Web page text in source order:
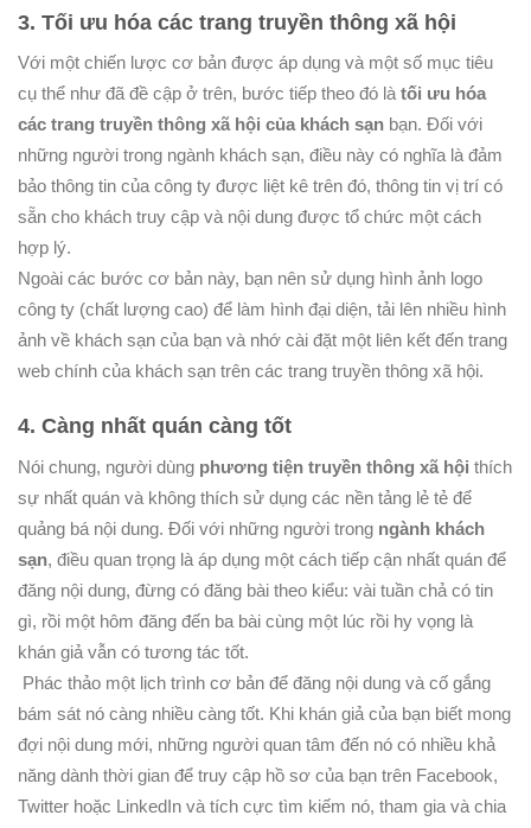
3. Tối ưu hóa các trang truyền thông xã hội
Với một chiến lược cơ bản được áp dụng và một số mục tiêu
cụ thể như đã đề cập ở trên, bước tiếp theo đó là tối ưu hóa
các trang truyền thông xã hội của khách sạn bạn. Đối với
những người trong ngành khách sạn, điều này có nghĩa là đảm
bảo thông tin của công ty được liệt kê trên đó, thông tin vị trí có
sẵn cho khách truy cập và nội dung được tổ chức một cách
hợp lý.
Ngoài các bước cơ bản này, bạn nên sử dụng hình ảnh logo
công ty (chất lượng cao) để làm hình đại diện, tải lên nhiều hình
ảnh về khách sạn của bạn và nhớ cài đặt một liên kết đến trang
web chính của khách sạn trên các trang truyền thông xã hội.
4. Càng nhất quán càng tốt
Nói chung, người dùng phương tiện truyền thông xã hội thích
sự nhất quán và không thích sử dụng các nền tảng lẻ tẻ để
quảng bá nội dung. Đối với những người trong ngành khách
sạn, điều quan trọng là áp dụng một cách tiếp cận nhất quán để
đăng nội dung, đừng có đăng bài theo kiểu: vài tuần chả có tin
gì, rồi một hôm đăng đến ba bài cùng một lúc rồi hy vọng là
khán giả vẫn có tương tác tốt.
Phác thảo một lịch trình cơ bản để đăng nội dung và cố gắng
bám sát nó càng nhiều càng tốt. Khi khán giả của bạn biết mong
đợi nội dung mới, những người quan tâm đến nó có nhiều khả
năng dành thời gian để truy cập hồ sơ của bạn trên Facebook,
Twitter hoặc LinkedIn và tích cực tìm kiếm nó, tham gia và chia